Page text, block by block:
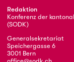
Redaktion
Konferenz der
(SODK)
Generalsekretariat
Speichergasse 6
3001 Bern